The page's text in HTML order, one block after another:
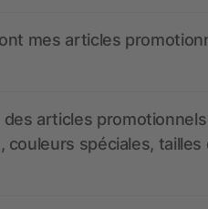
mes articles
articles
couleurs spéciales,